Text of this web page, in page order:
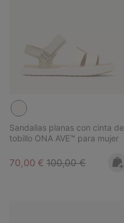
Sandalias planas con cinta de
tobillo ONA AVE™ para mujer
Sale price:
70,00 € Regular price:
100,00 €